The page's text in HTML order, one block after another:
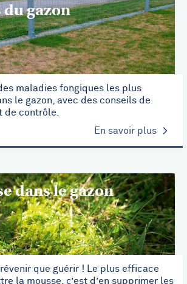
gazon
maladies fongiques les plus
le gazon, avec des conseils de
de contrôle.
En savoir plus
dans le gazon
que guérir ! Le plus efficace
la mousse, c’est d’en supprimer les